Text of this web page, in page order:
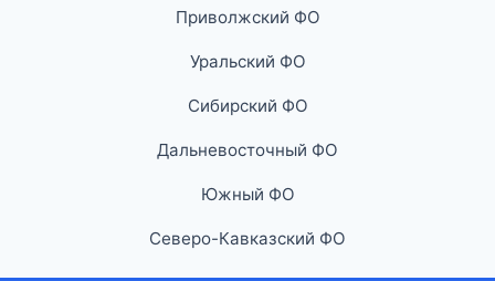
Приволжский ФО
Уральский ФО
Сибирский ФО
Дальневосточный ФО
Южный ФО
Северо-Кавказский ФО